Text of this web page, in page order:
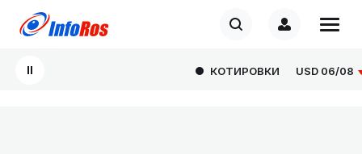
КОТИРОВКИ USD06/08